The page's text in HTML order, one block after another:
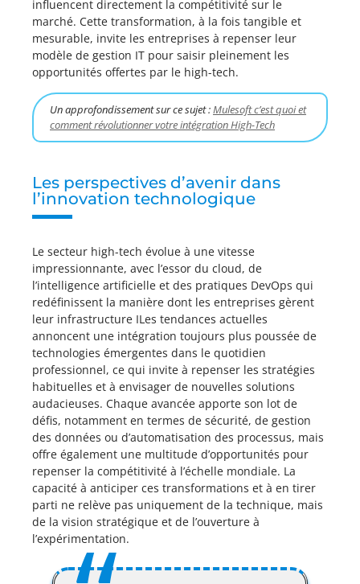
influencent directement la compétitivité sur le
marché. Cette transformation, à la fois tangible et
mesurable, invite les entreprises à repenser leur
modèle de gestion IT pour saisir pleinement les
opportunités offertes par le high-tech.
Un approfondissement sur ce sujet :Mulesoft c’est quoi et
comment révolutionner votre intégration High-Tech
Les perspectives d’avenir dans
l’innovation technologique
Le secteur high-tech évolue à une vitesse
impressionnante, avec l’essor du cloud, de
l’intelligence artificielle et des pratiques DevOps qui
redéfinissent la manière dont les entreprises gèrent
leur infrastructure ILes tendances actuelles
annoncent une intégration toujours plus poussée de
technologies émergentes dans le quotidien
professionnel, ce qui invite à repenser les stratégies
habituelles et à envisager de nouvelles solutions
audacieuses. Chaque avancée apporte son lot de
défis, notamment en termes de sécurité, de gestion
des données ou d’automatisation des processus, mais
offre également une multitude d’opportunités pour
repenser la compétitivité à l’échelle mondiale. La
capacité à anticiper ces transformations et à en tirer
parti ne relève pas uniquement de la technique, mais
de la vision stratégique et de l’ouverture à
l’expérimentation.